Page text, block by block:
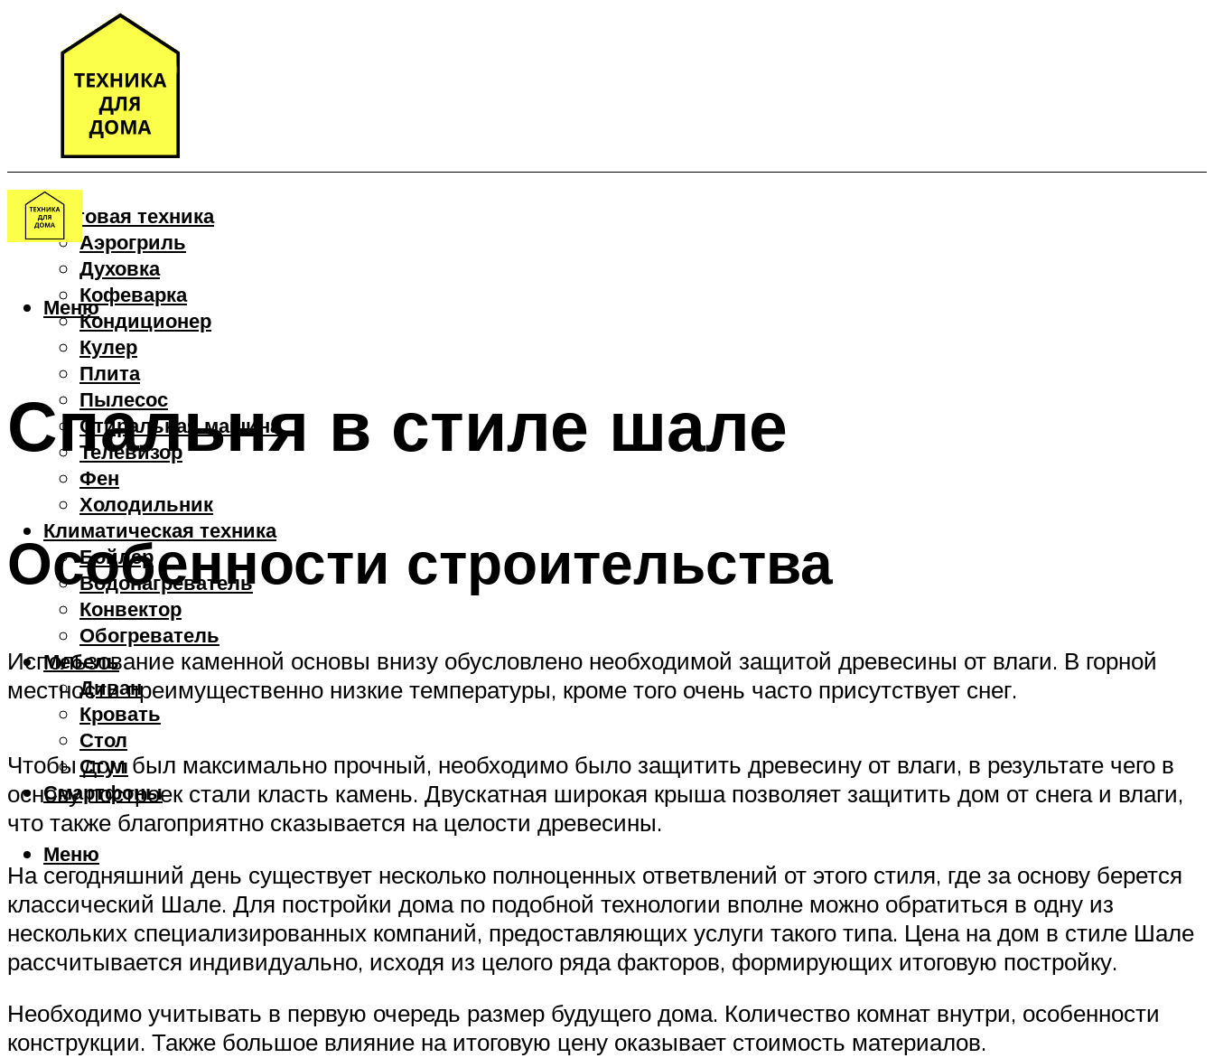
Бытовая техника
Аэрогриль
Духовка
Кофеварка
Кондиционер
Кулер
Плита
Пылесос
Стиральная машина
Телевизор
Фен
Холодильник
Климатическая техника
Бойлер
Водонагреватель
Конвектор
Обогреватель
Мебель
Диван
Кровать
Стол
Стул
Смартфоны
Меню
Меню
Спальня в стиле шале
Особенности строительства
Использование каменной основы внизу обусловлено необходимой защитой древесины от влаги. В горной
местности преимущественно низкие температуры, кроме того очень часто присутствует снег.
Чтобы дом был максимально прочный, необходимо было защитить древесину от влаги, в результате чего в
основу построек стали класть камень. Двускатная широкая крыша позволяет защитить дом от снега и влаги,
что также благоприятно сказывается на целости древесины.
На сегодняшний день существует несколько полноценных ответвлений от этого стиля, где за основу берется
классический Шале. Для постройки дома по подобной технологии вполне можно обратиться в одну из
нескольких специализированных компаний, предоставляющих услуги такого типа. Цена на дом в стиле Шале
рассчитывается индивидуально, исходя из целого ряда факторов, формирующих итоговую постройку.
Необходимо учитывать в первую очередь размер будущего дома. Количество комнат внутри, особенности
конструкции. Также большое влияние на итоговую цену оказывает стоимость материалов.